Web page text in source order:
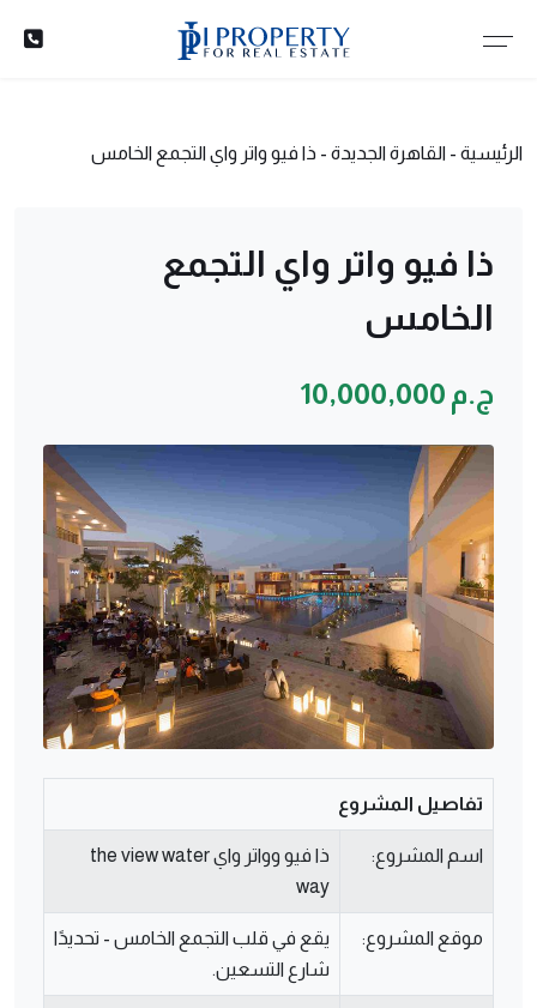
الرئيسية - القاهرة الجديدة - ذا فيو واتر واي التجمع الخامس
ذا فيو واتر واي التجمع
الخامس
ج.م 10,000,000
تفاصيل المشروع
اسم المشروع:
ذا فيو وواتر واي the view water
way
موقع المشروع:
يقع في قلب التجمع الخامس - تحديدًا
شارع التسعين.